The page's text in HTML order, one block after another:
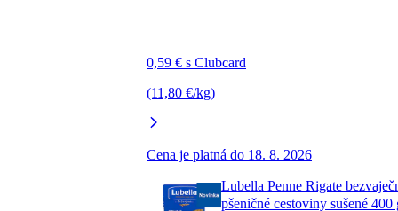
0,59 € s Clubcard
(11,80 €/kg)
Cena je platná do 18. 8. 2026
Lubella Penne Rigate
pšeničné cestoviny sušené 400